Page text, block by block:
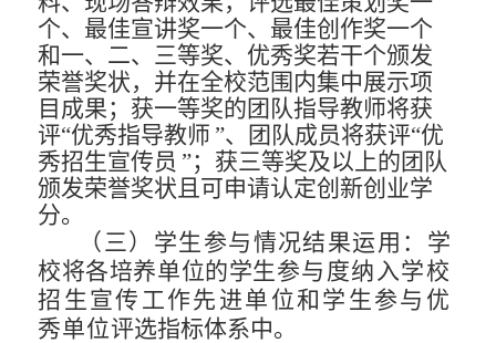
个、最佳宣讲奖一个、最佳创作奖一个
和一、二、三等奖、优秀奖若干个颁发
荣誉奖状，并在全校范围内集中展示项
目成果；获一等奖的团队指导教师将获
评“优秀指导教师 ”、团队成员将获评“优
秀招生宣传员 ”；获三等奖及以上的团队
颁发荣誉奖状 且可申请认定创新创业学
分。
（三）学生参与情况结果运用： 学
校将各培养单位的学生参与度纳入学校
招生宣传工作先进单位和学生参与优
秀单位评选指标体系中。